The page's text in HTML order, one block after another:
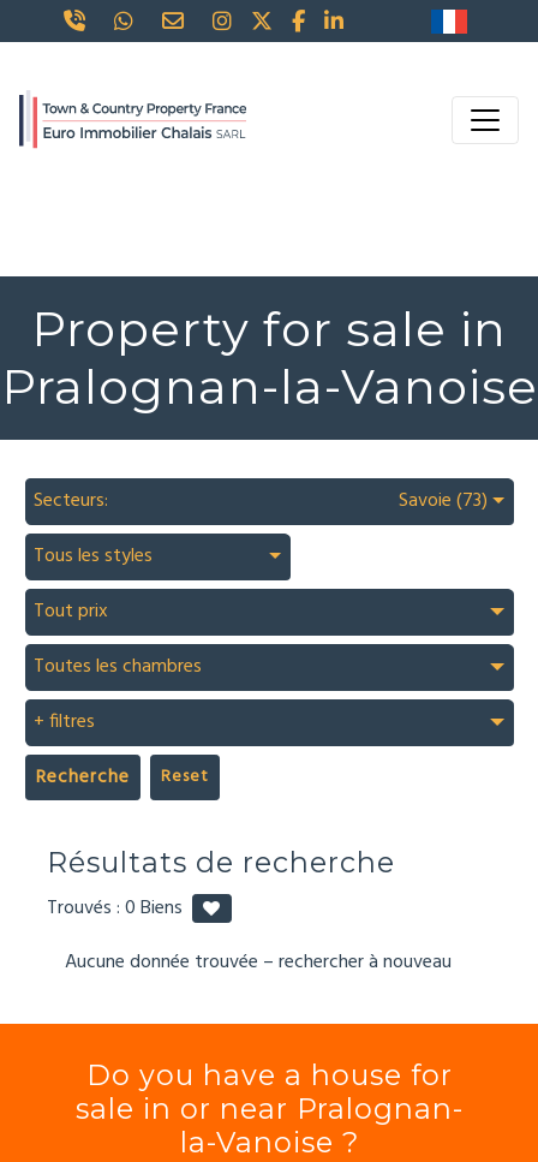
Property for sale in
Pralognan-la-Vanoise
Secteurs:
Savoie (73)
Tous les styles
Tout prix
Toutes les chambres
+ filtres
Recherche
Résultats de recherche
Trouvés :0Biens
Aucune donnée trouvée – rechercher à nouveau
Do you have a house for
sale in or near Pralognan-
la-Vanoise ?